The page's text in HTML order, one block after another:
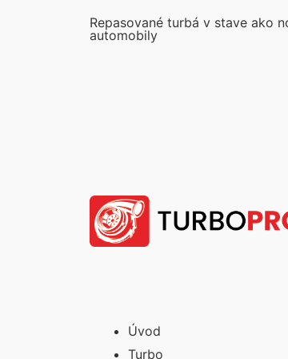
Repasované turbá v stave ako
automobily
Úvod
Turbo